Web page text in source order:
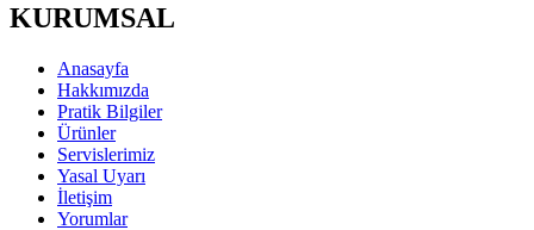
KURUMSAL
Anasayfa
Hakkımızda
Pratik Bilgiler
Ürünler
Servislerimiz
Yasal Uyarı
İletişim
Yorumlar